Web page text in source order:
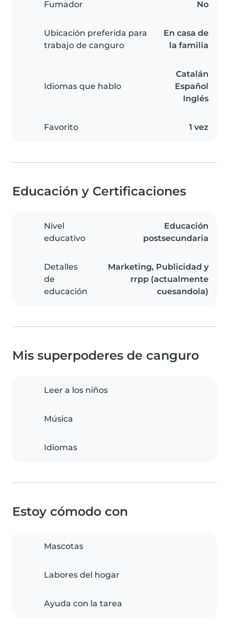
Fumador No
Ubicación preferida para
trabajo de canguro
En casa de
la familia
Idiomas que hablo
Catalán
Español
Inglés
Favorito 1 vez
Educación y Certificaciones
Nivel
educativo
Educación
postsecundaria
Detalles
de
educación
Marketing, Publicidad y
rrpp (actualmente
cuesandola)
Mis superpoderes de canguro
Leer a los niños
Música
Idiomas
Estoy cómodo con
Mascotas
Labores del hogar
Ayuda con la tarea